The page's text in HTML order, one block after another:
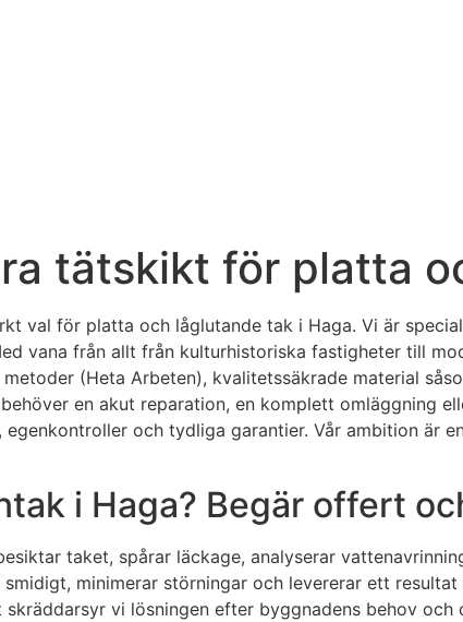
tätskikt för platta
val för platta och låglutande tak i Haga. Vi är
vana från allt från kulturhistoriska fastigheter till
(Heta Arbeten), kvalitetssäkrade material
en akut reparation, en komplett omläggning
och tydliga garantier. Vår ambition är
i Haga? Begär offert
taket, spårar läckage, analyserar
minimerar störningar och levererar ett
vi lösningen efter byggnadens behov och